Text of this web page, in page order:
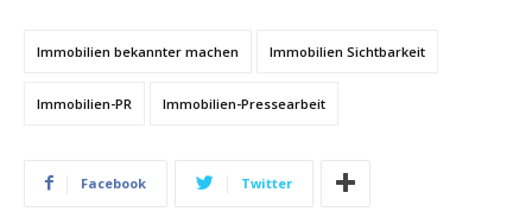
Immobilien bekannter machen Immobilien Sichtbarkeit
Immobilien-PR Immobilien-Pressearbeit
Facebook Twitter